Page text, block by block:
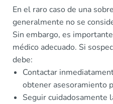
En el raro caso de una
generalmente no se
Sin embargo, es
médico adecuado. Si
debe:
Contactar
obtener asesoramiento
Seguir cuidadosamente